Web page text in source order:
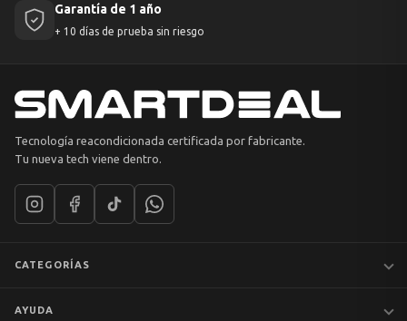
Garantía de 1 año
+ 10 días de prueba sin riesgo
Tecnología reacondicionada certificada por fabricante.
Tu nueva tech viene dentro.
CATEGORÍAS
AYUDA